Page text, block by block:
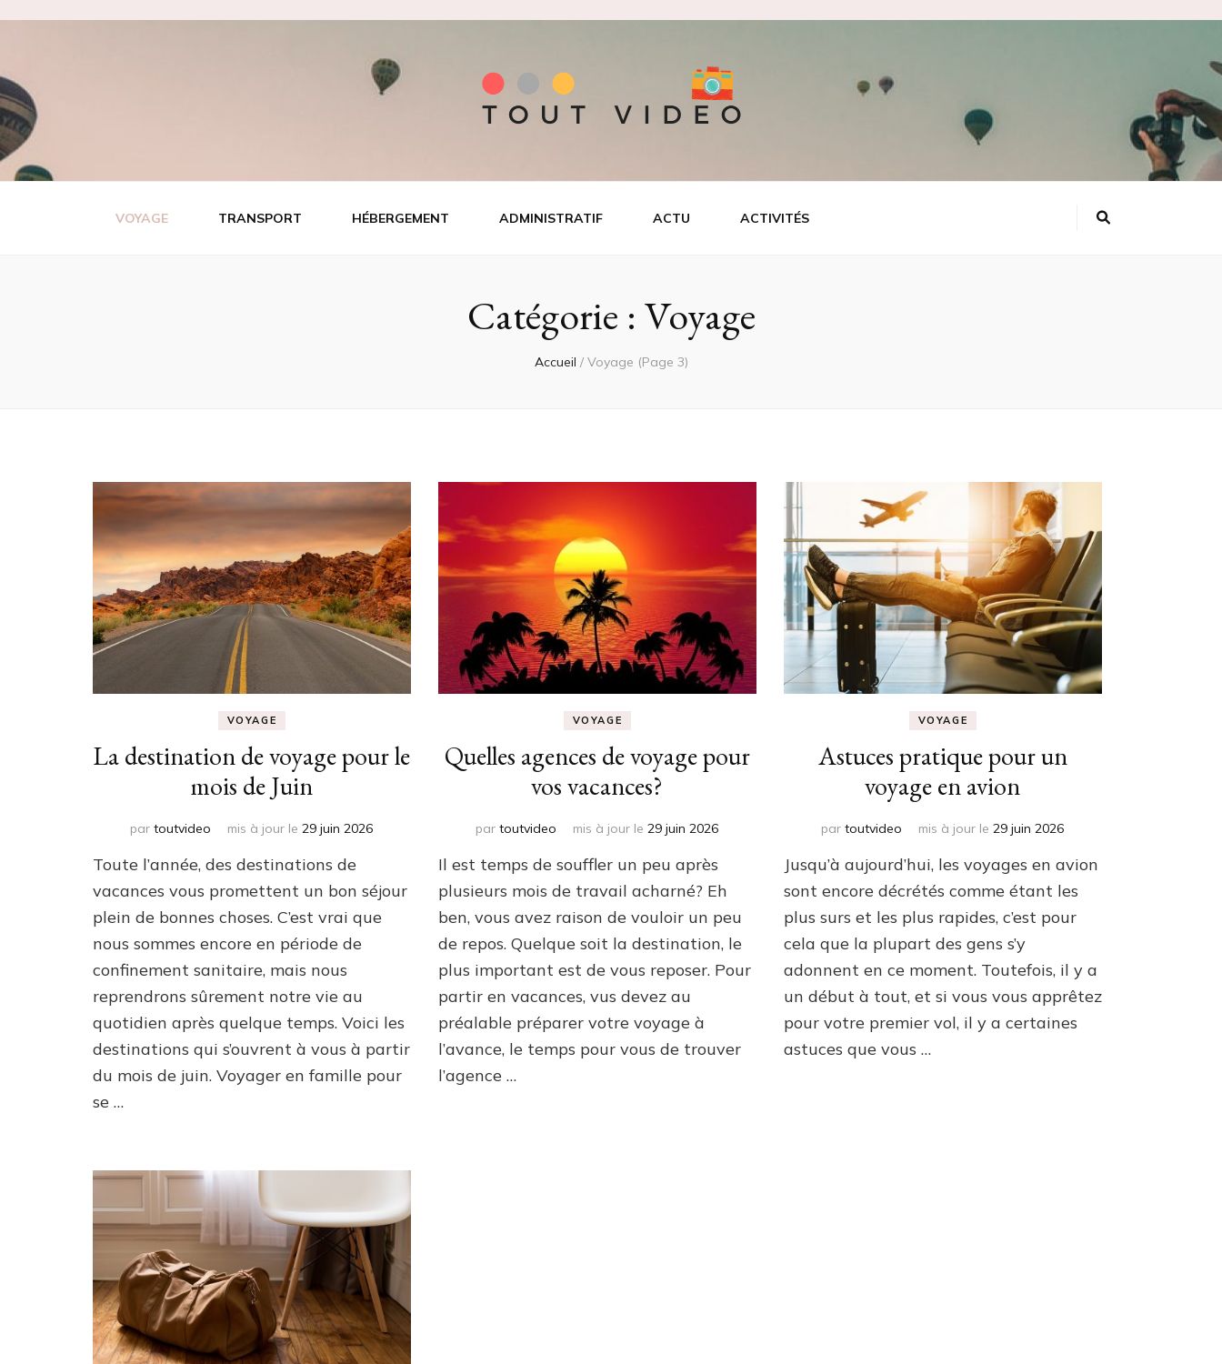
VOYAGE TRANSPORT HÉBERGEMENT ADMINISTRATIF ACTU ACTIVITÉS
Catégorie : Voyage
Accueil / Voyage (Page 3)
VOYAGE
La destination de voyage pour le
mois de Juin
partoutvideo mis à jour le29 juin 2026
Toute l’année, des destinations de
vacances vous promettent un bon séjour
plein de bonnes choses. C’est vrai que
nous sommes encore en période de
confinement sanitaire, mais nous
reprendrons sûrement notre vie au
quotidien après quelque temps. Voici les
destinations qui s’ouvrent à vous à partir
du mois de juin. Voyager en famille pour
se …
VOYAGE
Quelles agences de voyage pour
vos vacances?
partoutvideo mis à jour le29 juin 2026
Il est temps de souffler un peu après
plusieurs mois de travail acharné? Eh
ben, vous avez raison de vouloir un peu
de repos. Quelque soit la destination, le
plus important est de vous reposer. Pour
partir en vacances, vus devez au
préalable préparer votre voyage à
l’avance, le temps pour vous de trouver
l’agence …
VOYAGE
Astuces pratique pour un
voyage en avion
partoutvideo mis à jour le29 juin 2026
Jusqu’à aujourd’hui, les voyages en avion
sont encore décrétés comme étant les
plus surs et les plus rapides, c’est pour
cela que la plupart des gens s’y
adonnent en ce moment. Toutefois, il y a
un début à tout, et si vous vous apprêtez
pour votre premier vol, il y a certaines
astuces que vous …